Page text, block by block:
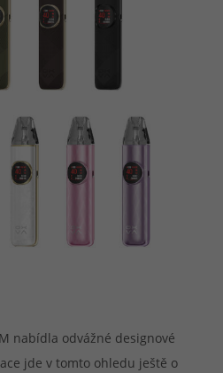
nabídla odvážné designové
jde v tomto ohledu ještě o